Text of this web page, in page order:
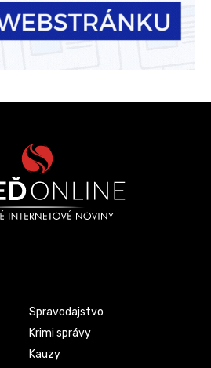
Spravodajstvo
Krimi správy
Kauzy